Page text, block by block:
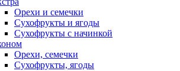
Орехи и семечки
Сухофрукты и ягоды
Сухофрукты с начинкой
Орехи, семечки
Сухофрукты, ягоды